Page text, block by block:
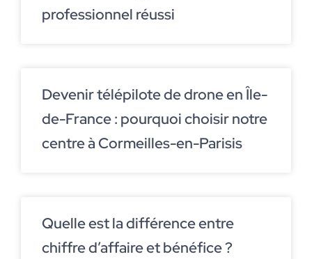
professionnel réussi
Devenir télépilote de drone en Île-
de-France : pourquoi choisir notre
centre à Cormeilles-en-Parisis
Quelle est la différence entre
chiffre d’affaire et bénéfice ?